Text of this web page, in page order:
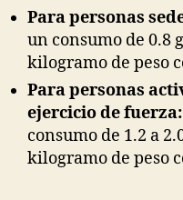
Para personas
un consumo de 0.8
kilogramo de peso
Para personas
ejercicio de fuerza:
consumo de 1.2 a
kilogramo de peso